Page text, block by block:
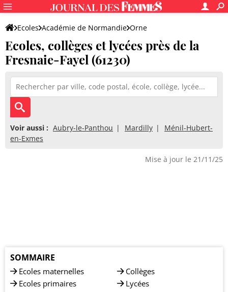
Ecoles Académie de Normandie Orne
Ecoles, collèges et lycées près de la
Fresnaie-Fayel (61230)
Voir aussi : Aubry-le-Panthou Mardilly
Ménil-Hubert-
en-Exmes
Mise à jour le 21/11/25
SOMMAIRE
Ecoles maternelles
Ecoles primaires
Collèges
Lycées